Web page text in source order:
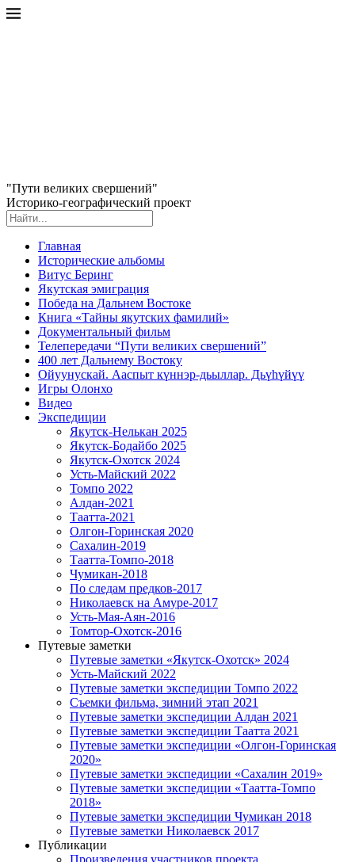
"Пути великих свершений"
Историко-географический проект
Главная
Исторические альбомы
Витус Беринг
Якутская эмиграция
Победа на Дальнем Востоке
Книга «Тайны якутских фамилий»
Документальный фильм
Телепередачи “Пути великих свершений”
400 лет Дальнему Востоку
Ойуунускай. Ааспыт күннэр-дьыллар. Дьүһүйүү
Игры Олонхо
Видео
Экспедиции
Якутск-Нелькан 2025
Якутск-Бодайбо 2025
Якутск-Охотск 2024
Усть-Майский 2022
Томпо 2022
Алдан-2021
Таатта-2021
Олгон-Горинская 2020
Сахалин-2019
Таатта-Томпо-2018
Чумикан-2018
По следам предков-2017
Николаевск на Амуре-2017
Усть-Мая-Аян-2016
Томтор-Охотск-2016
Путевые заметки
Путевые заметки «Якутск-Охотск» 2024
Усть-Майский 2022
Путевые заметки экспедиции Томпо 2022
Съемки фильма, зимний этап 2021
Путевые заметки экспедиции Алдан 2021
Путевые заметки экспедиции Таатта 2021
Путевые заметки экспедиции «Олгон-Горинская
2020»
Путевые заметки экспедиции «Сахалин 2019»
Путевые заметки экспедиции «Таатта-Томпо
2018»
Путевые заметки экспедиции Чумикан 2018
Путевые заметки Николаевск 2017
Публикации
Произведения участников проекта